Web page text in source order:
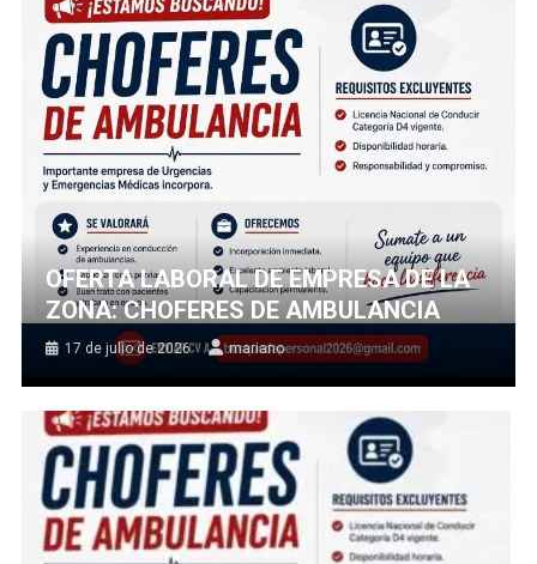
OFERTA LABORAL DE EMPRESA DE LA
ZONA: CHOFERES DE AMBULANCIA
17 de julio de 2026 mariano